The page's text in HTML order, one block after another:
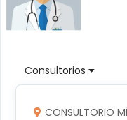
Consultorios
CONSULTORIO